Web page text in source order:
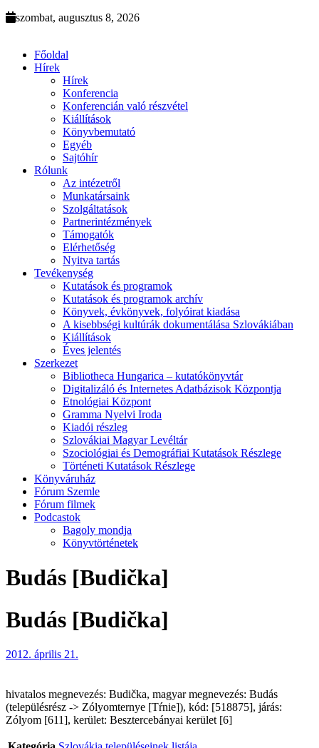
szombat, augusztus 8, 2026
Főoldal
Hírek
Hírek
Konferencia
Konferencián való részvétel
Kiállítások
Könyvbemutató
Egyéb
Sajtóhír
Rólunk
Az intézetről
Munkatársaink
Szolgáltatások
Partnerintézmények
Támogatók
Elérhetőség
Nyitva tartás
Tevékenység
Kutatások és programok
Kutatások és programok archív
Könyvek, évkönyvek, folyóirat kiadása
A kisebbségi kultúrák dokumentálása Szlovákiában
Kiállítások
Éves jelentés
Szerkezet
Bibliotheca Hungarica – kutatókönyvtár
Digitalizáló és Internetes Adatbázisok Központja
Etnológiai Központ
Gramma Nyelvi Iroda
Kiadói részleg
Szlovákiai Magyar Levéltár
Szociológiai és Demográfiai Kutatások Részlege
Történeti Kutatások Részlege
Könyváruház
Fórum Szemle
Fórum filmek
Podcastok
Bagoly mondja
Könyvtörténetek
Budás [Budička]
Budás [Budička]
2012. április 21.
hivatalos megnevezés: Budička, magyar megnevezés: Budás
(településrész -> Zólyomternye [Tŕnie]), kód: [518875], járás:
Zólyom [611], kerület: Besztercebányai kerület [6]